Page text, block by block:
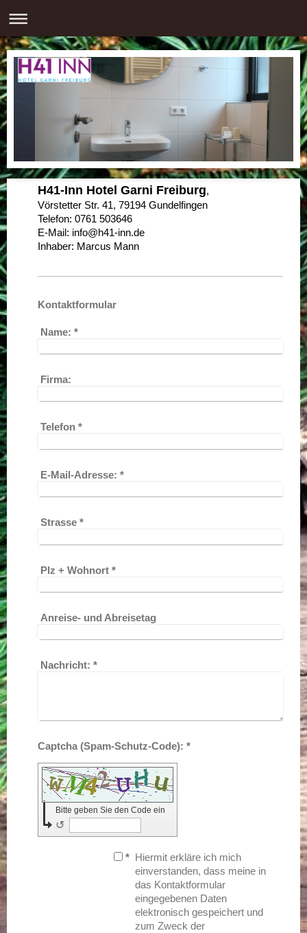
H41-Inn Hotel Garni Freiburg,
Vörstetter Str. 41, 79194 Gundelfingen
Telefon: 0761 503646
E-Mail: info@h41-inn.de
Inhaber: Marcus Mann
Kontaktformular
Name: *
Firma:
Telefon*
E-Mail-Adresse: *
Strasse*
Plz + Wohnort*
Anreise- und Abreisetag
Nachricht: *
Captcha (Spam-Schutz-Code): *
Bitte geben Sie den Code ein
↺
* Hiermit erkläre ich mich
einverstanden, dass meine in
das Kontaktformular
eingegebenen Daten
elektronisch gespeichert und
zum Zweck der